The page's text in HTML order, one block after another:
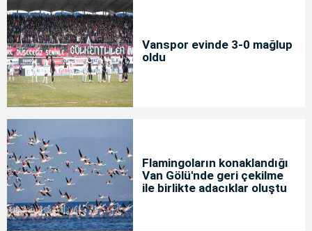
Vanspor evinde 3-0 mağlup
oldu
Flamingoların konaklandığı
Van Gölü'nde geri çekilme
ile birlikte adacıklar oluştu